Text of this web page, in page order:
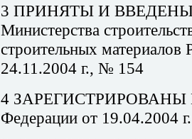
3 ПРИНЯТЫ И
Министерства
строительных материалов
24.11.2004 г., № 154
4 ЗАРЕГИСТРИРОВАНЫ
Федерации от 19.04.2004 г